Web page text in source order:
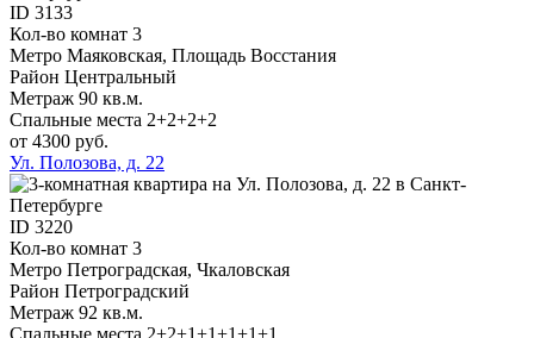
ID 3133
Кол-во комнат 3
Метро Маяковская, Площадь Восстания
Район Центральный
Метраж 90 кв.м.
Спальные места 2+2+2+2
от 4300 руб.
Ул. Полозова, д. 22
ID 3220
Кол-во комнат 3
Метро Петроградская, Чкаловская
Район Петроградский
Метраж 92 кв.м.
Спальные места 2+2+1+1+1+1+1